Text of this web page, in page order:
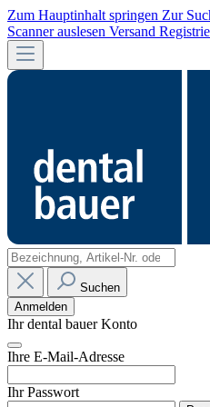
Zum Hauptinhalt springen Zur
Scanner auslesen Versand
Suchen
Anmelden
Ihr dental bauer Konto
Ihre E-Mail-Adresse
Ihr Passwort